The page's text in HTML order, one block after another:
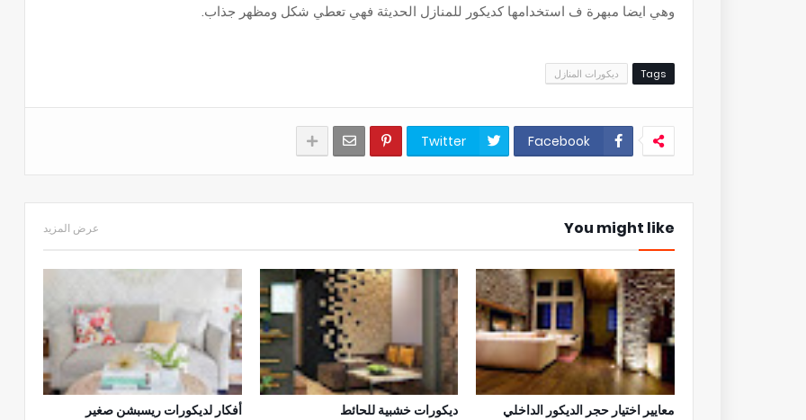
وهي ايضا مبهرة ف استخدامها كديكور للمنازل الحديثة فهي تعطي شكل ومظهر جذاب.
Tags ديكورات المنازل
Facebook
Twitter
You might like عرض المزيد
معايير اختيار حجر الديكور الداخلي ديكورات خشبية للحائط أفكار لديكورات ريسبشن صغير